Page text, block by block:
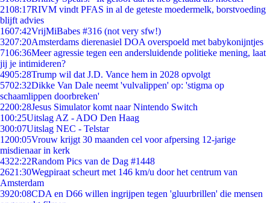
2108:17RIVM vindt PFAS in al de geteste moedermelk, borstvoeding
blijft advies
1607:42VrijMiBabes #316 (not very sfw!)
3207:20Amsterdams dierenasiel DOA overspoeld met babykonijntjes
7106:36Meer agressie tegen een andersluidende politieke mening, laat
jij je intimideren?
4905:28Trump wil dat J.D. Vance hem in 2028 opvolgt
5702:32Dikke Van Dale neemt 'vulvalippen' op: 'stigma op
schaamlippen doorbreken'
2200:28Jesus Simulator komt naar Nintendo Switch
100:25Uitslag AZ - ADO Den Haag
300:07Uitslag NEC - Telstar
1200:05Vrouw krijgt 30 maanden cel voor afpersing 12-jarige
misdienaar in kerk
4322:22Random Pics van de Dag #1448
2621:30Wegpiraat scheurt met 146 km/u door het centrum van
Amsterdam
3920:08CDA en D66 willen ingrijpen tegen 'gluurbrillen' die mensen